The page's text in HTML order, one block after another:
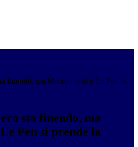
finendo, ma Macron resti o Le Pen si
sta finendo, ma
Pen si prende la